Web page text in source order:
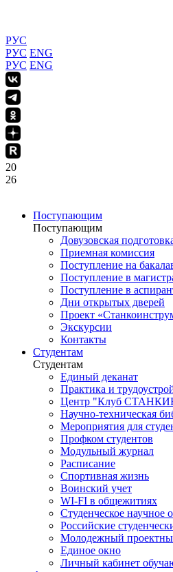
РУС
РУС ENG
РУС ENG
20
26
Поступающим
Поступающим
Довузовская
Приемная комиссия
Поступление на
Поступление в
Поступление в
Дни открытых дверей
Проект
Экскурсии
Контакты
Студентам
Студентам
Единый деканат
Практика и
Центр "Клуб
Научно-техническая
Мероприятия для
Профком студентов
Модульный журнал
Расписание
Спортивная жизнь
Воинский учет
WI-FI в общежитиях
Студенческое научное
Российские
Молодежный
Единое окно
Личный кабинет